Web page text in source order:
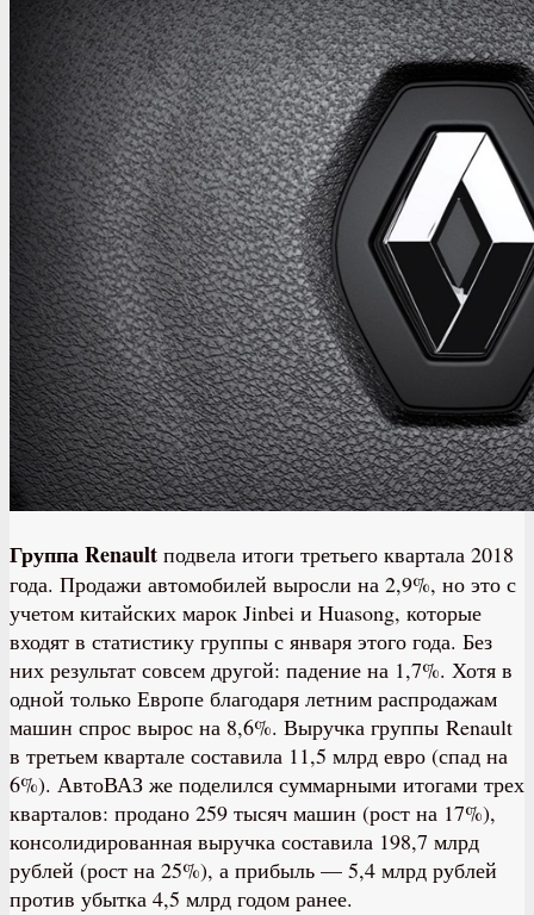
Группа Renault подвела итоги третьего квартала 2018
года. Продажи автомобилей выросли на 2,9%, но это с
учетом китайских марок Jinbei и Huasong, которые
входят в статистику группы с января этого года. Без
них результат совсем другой: падение на 1,7%. Хотя в
одной только Европе благодаря летним распродажам
машин спрос вырос на 8,6%. Выручка группы Renault
в третьем квартале составила 11,5 млрд евро (спад на
6%). АвтоВАЗ же поделился суммарными итогами трех
кварталов: продано 259 тысяч машин (рост на 17%),
консолидированная выручка составила 198,7 млрд
рублей (рост на 25%), а прибыль — 5,4 млрд рублей
против убытка 4,5 млрд годом ранее.